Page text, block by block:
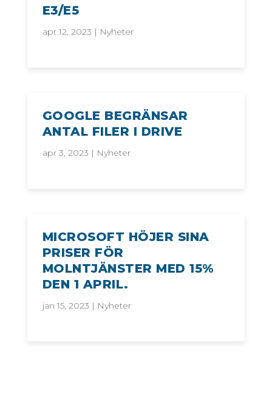
E3/E5
apr 12, 2023 | Nyheter
GOOGLE BEGRÄNSAR
ANTAL FILER I DRIVE
apr 3, 2023 | Nyheter
MICROSOFT HÖJER SINA
PRISER FÖR
MOLNTJÄNSTER MED 15%
DEN 1 APRIL.
jan 15, 2023 | Nyheter